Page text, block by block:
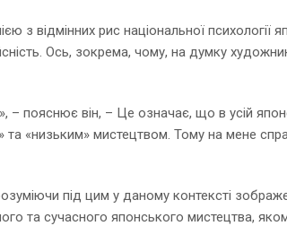
відмінних рис національної психології
Ось, зокрема, чому, на думку
пояснює він, – Це означає, що в усій
та «низьким» мистецтвом. Тому на мене
під цим у даному контексті
та сучасного японського мистецтва,